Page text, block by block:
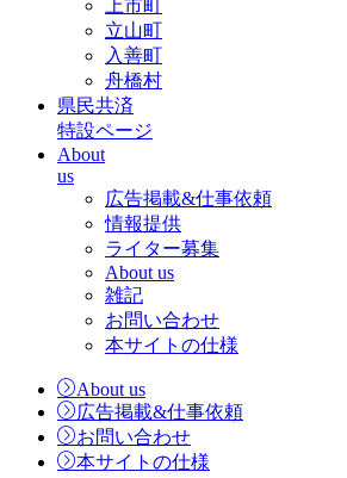
上市町
立山町
入善町
舟橋村
県民共済
特設ページ
About
us
広告掲載&仕事依頼
情報提供
ライター募集
About us
雑記
お問い合わせ
本サイトの仕様
About us
広告掲載&仕事依頼
お問い合わせ
本サイトの仕様